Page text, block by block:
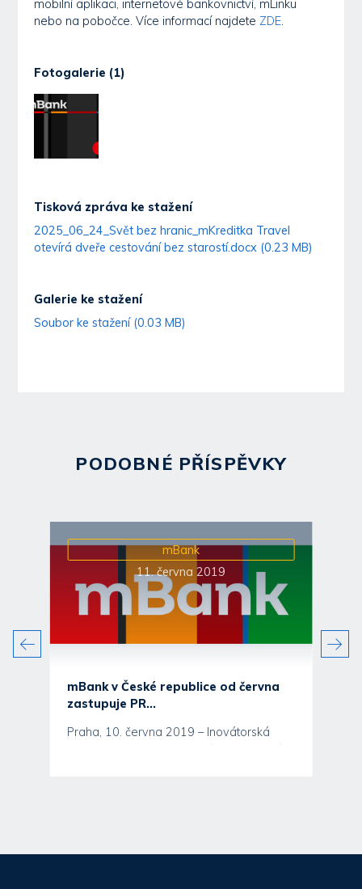
mobilní aplikaci, internetové bankovnictví, mLinku
nebo na pobočce. Více informací najdete ZDE.
Fotogalerie (1)
Tisková zpráva ke stažení
2025_06_24_Svět bez hranic_mKreditka Travel
otevírá dveře cestování bez starostí.docx (0.23 MB)
Galerie ke stažení
Soubor ke stažení (0.03 MB)
PODOBNÉ PŘÍSPĚVKY
mBank
11. června 2019
mBank v České republice od června
zastupuje PR...
Praha, 10. června 2019 – Inovátorská